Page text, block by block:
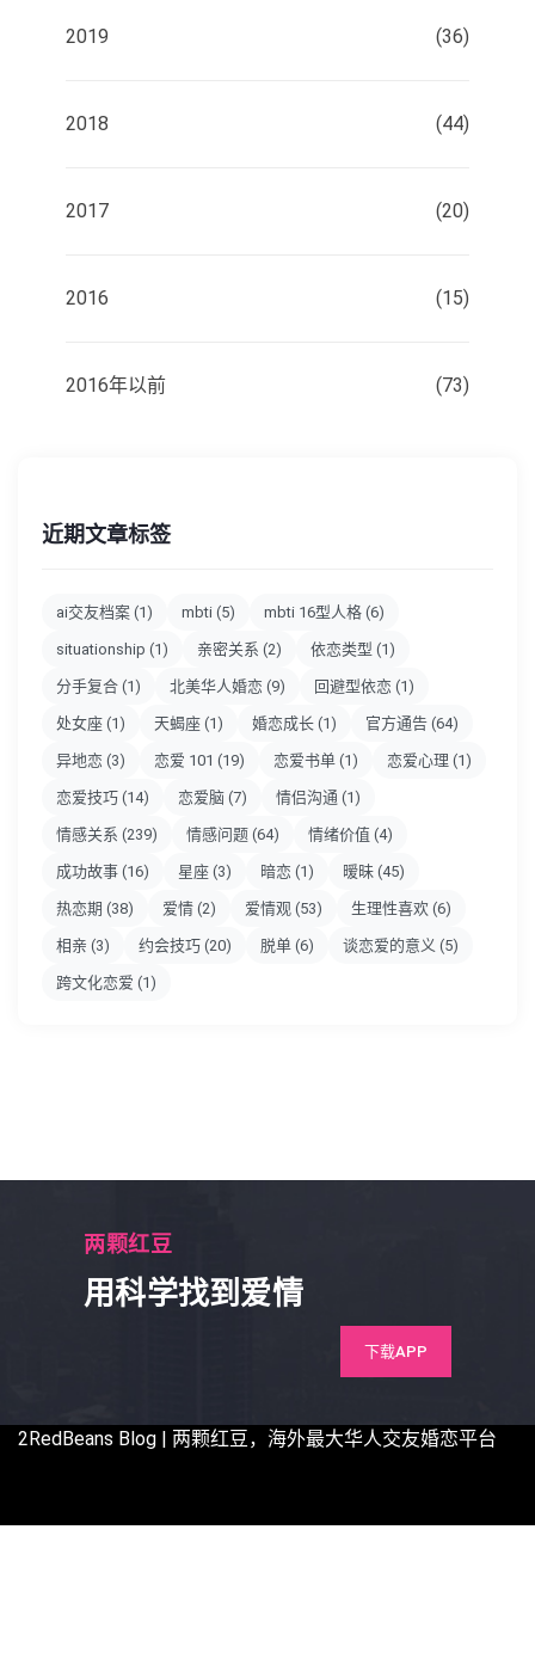
2019 (36)
2018 (44)
2017 (20)
2016 (15)
2016年以前 (73)
近期文章标签
ai交友档案 (1) mbti (5) mbti 16型人格 (6)
situationship (1) 亲密关系 (2) 依恋类型 (1)
分手复合 (1) 北美华人婚恋 (9) 回避型依恋 (1)
处女座 (1) 天蝎座 (1) 婚恋成长 (1) 官方通告 (64)
异地恋 (3) 恋爱 101 (19) 恋爱书单 (1) 恋爱心理 (1)
恋爱技巧 (14) 恋爱脑 (7) 情侣沟通 (1)
情感关系 (239) 情感问题 (64) 情绪价值 (4)
成功故事 (16) 星座 (3) 暗恋 (1) 暧昧 (45)
热恋期 (38) 爱情 (2) 爱情观 (53) 生理性喜欢 (6)
相亲 (3) 约会技巧 (20) 脱单 (6) 谈恋爱的意义 (5)
跨文化恋爱 (1)
两颗红豆
用科学找到爱情
下载APP
2RedBeans Blog | 两颗红豆，海外最大华人交友婚恋平台